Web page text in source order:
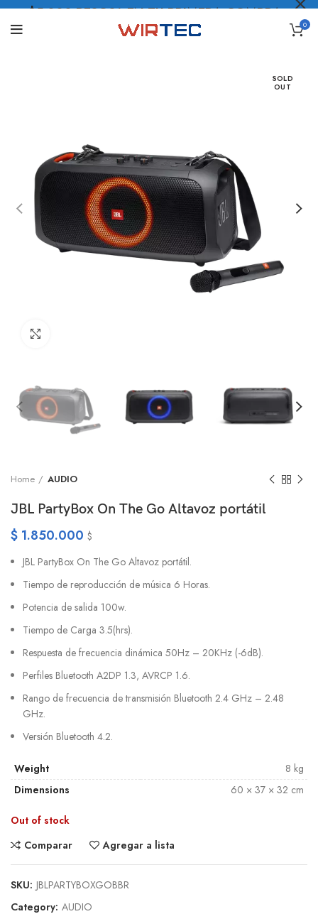
0
SOLD
OUT
Home AUDIO
JBL PartyBox On The Go Altavoz portátil
$ 1.850.000 $
JBL PartyBox On The Go Altavoz portátil.
Tiempo de reproducción de música 6 Horas.
Potencia de salida 100w.
Tiempo de Carga 3.5(hrs).
Respuesta de frecuencia dinámica 50Hz – 20KHz (-6dB).
Perfiles Bluetooth A2DP 1.3, AVRCP 1.6.
Rango de frecuencia de transmisión Bluetooth 2.4 GHz – 2.48
GHz.
Versión Bluetooth 4.2.
Weight
8 kg
Dimensions
60 × 37 × 32 cm
Out of stock
Comparar
Agregar a lista
SKU: JBLPARTYBOXGOBBR
Category: AUDIO
$5.000 PESOS* EN TU PRIMERA COMPRA